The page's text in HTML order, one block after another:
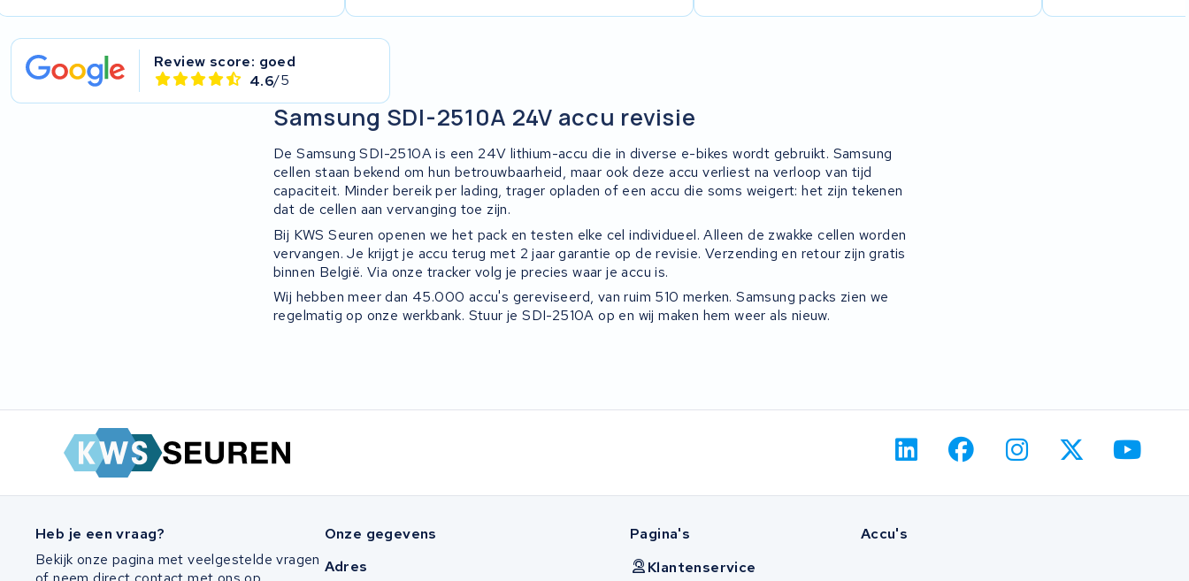
Review score: goed
4.6/5
Samsung SDI-2510A 24V accu revisie
De Samsung SDI-2510A is een 24V lithium-accu die in diverse e-bikes wordt gebruikt. Samsung
cellen staan bekend om hun betrouwbaarheid, maar ook deze accu verliest na verloop van tijd
capaciteit. Minder bereik per lading, trager opladen of een accu die soms weigert: het zijn tekenen
dat de cellen aan vervanging toe zijn.
Bij KWS Seuren openen we het pack en testen elke cel individueel. Alleen de zwakke cellen worden
vervangen. Je krijgt je accu terug met 2 jaar garantie op de revisie. Verzending en retour zijn gratis
binnen België. Via onze tracker volg je precies waar je accu is.
Wij hebben meer dan 45.000 accu's gereviseerd, van ruim 510 merken. Samsung packs zien we
regelmatig op onze werkbank. Stuur je SDI-2510A op en wij maken hem weer als nieuw.
Heb je een vraag?
Bekijk onze pagina met veelgestelde vragen
Onze gegevens
Adres
Pagina's
Klantenservice
Accu's